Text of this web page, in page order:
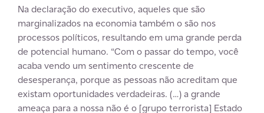
Na declaração do executivo, aqueles que são
marginalizados na economia também o são nos
processos políticos, resultando em uma grande perda
de potencial humano. “Com o passar do tempo, você
acaba vendo um sentimento crescente de
desesperança, porque as pessoas não acreditam que
existam oportunidades verdadeiras. (…) a grande
ameaça para a nossa não é o [grupo terrorista] Estado